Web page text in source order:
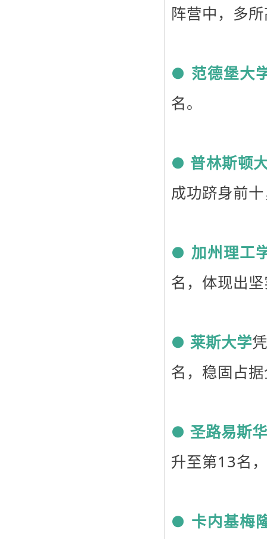
阵营中，多
● 范德堡大
名。
● 普林斯顿
成功跻身前
● 加州理工
名，体现出
● 莱斯大学
名，稳固占
● 圣路易斯
升至第13名
● 卡内基梅